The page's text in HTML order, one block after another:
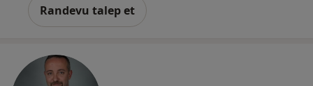
Randevu talep et